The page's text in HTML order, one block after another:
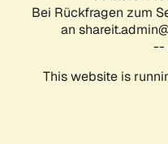
Bei Rückfragen zum
an
--
This website is